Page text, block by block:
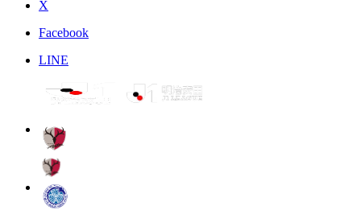
X
Facebook
LINE